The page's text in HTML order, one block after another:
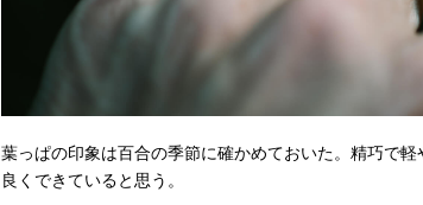
葉っぱの印象は百合の季節に確かめておいた。精巧で
良くできていると思う。